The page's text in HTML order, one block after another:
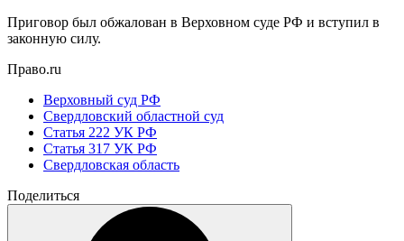
Приговор был обжалован в Верховном суде РФ и вступил в
законную силу.
Право.ru
Верховный суд РФ
Свердловский областной суд
Статья 222 УК РФ
Статья 317 УК РФ
Свердловская область
Поделиться